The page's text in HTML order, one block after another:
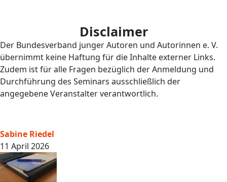
Disclaimer
Der Bundesverband junger Autoren und Autorinnen e. V.
übernimmt keine Haftung für die Inhalte externer Links.
Zudem ist für alle Fragen bezüglich der Anmeldung und
Durchführung des Seminars ausschließlich der
angegebene Veranstalter verantwortlich.
Sabine Riedel
11 April 2026